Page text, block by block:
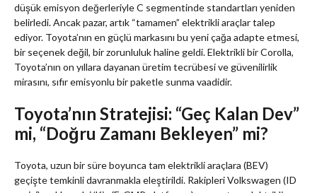
düşük emisyon değerleriyle C segmentinde standartları yeniden
belirledi. Ancak pazar, artık “tamamen” elektrikli araçlar talep
ediyor. Toyota’nın en güçlü markasını bu yeni çağa adapte etmesi,
bir seçenek değil, bir zorunluluk haline geldi. Elektrikli bir Corolla,
Toyota’nın on yıllara dayanan üretim tecrübesi ve güvenilirlik
mirasını, sıfır emisyonlu bir paketle sunma vaadidir.
Toyota’nın Stratejisi: “Geç Kalan Dev”
mi, “Doğru Zamanı Bekleyen” mi?
Toyota, uzun bir süre boyunca tam elektrikli araçlara (BEV)
geçişte temkinli davranmakla eleştirildi. Rakipleri Volkswagen (ID